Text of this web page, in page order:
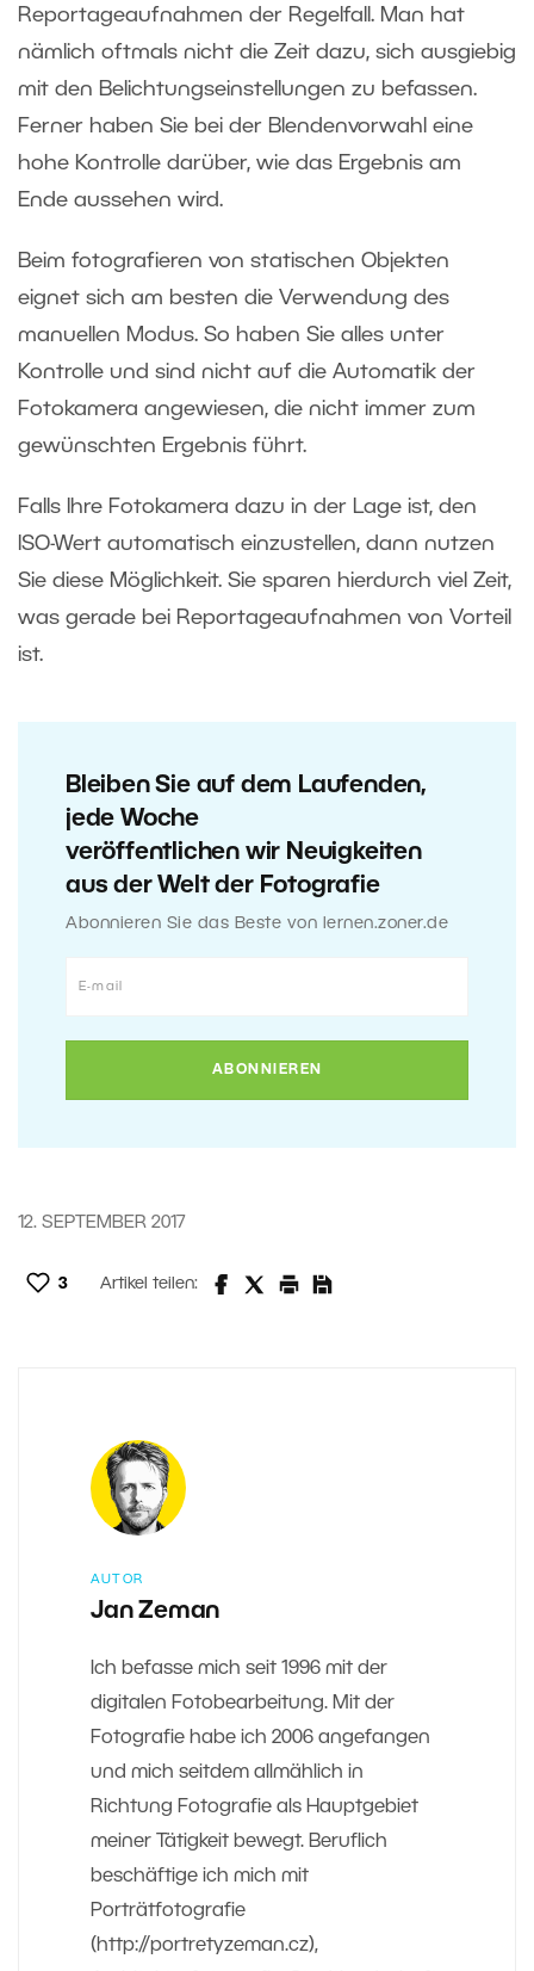
Reportageaufnahmen der Regelfall. Man hat
nämlich oftmals nicht die Zeit dazu, sich ausgiebig
mit den Belichtungseinstellungen zu befassen.
Ferner haben Sie bei der Blendenvorwahl eine
hohe Kontrolle darüber, wie das Ergebnis am
Ende aussehen wird.
Beim fotografieren von statischen Objekten
eignet sich am besten die Verwendung des
manuellen Modus. So haben Sie alles unter
Kontrolle und sind nicht auf die Automatik der
Fotokamera angewiesen, die nicht immer zum
gewünschten Ergebnis führt.
Falls Ihre Fotokamera dazu in der Lage ist, den
ISO-Wert automatisch einzustellen, dann nutzen
Sie diese Möglichkeit. Sie sparen hierdurch viel Zeit,
was gerade bei Reportageaufnahmen von Vorteil
ist.
Bleiben Sie auf dem Laufenden,
jede Woche
veröffentlichen wir Neuigkeiten
aus der Welt der Fotografie
Abonnieren Sie das Beste von lernen.zoner.de
12. SEPTEMBER 2017
3 Artikel teilen:
AUTOR
Jan Zeman
Ich befasse mich seit 1996 mit der
digitalen Fotobearbeitung. Mit der
Fotografie habe ich 2006 angefangen
und mich seitdem allmählich in
Richtung Fotografie als Hauptgebiet
meiner Tätigkeit bewegt. Beruflich
beschäftige ich mich mit
Porträtfotografie
(http://portretyzeman.cz),